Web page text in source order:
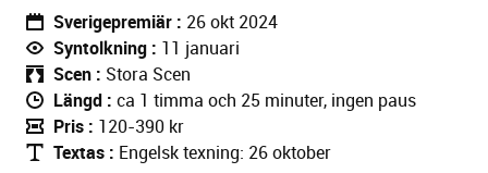
Sverigepremiär
26 okt 2024
Syntolkning
11 januari
Scen
Stora Scen
Längd ca 1 timma och 25 minuter, ingen paus
Pris
120-390 kr
Textas
Engelsk texning: 26 oktober